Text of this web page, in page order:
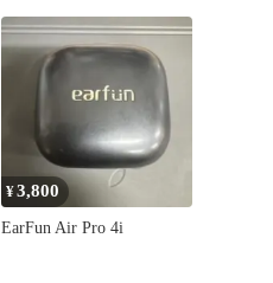
¥3,800
EarFun Air Pro 4i